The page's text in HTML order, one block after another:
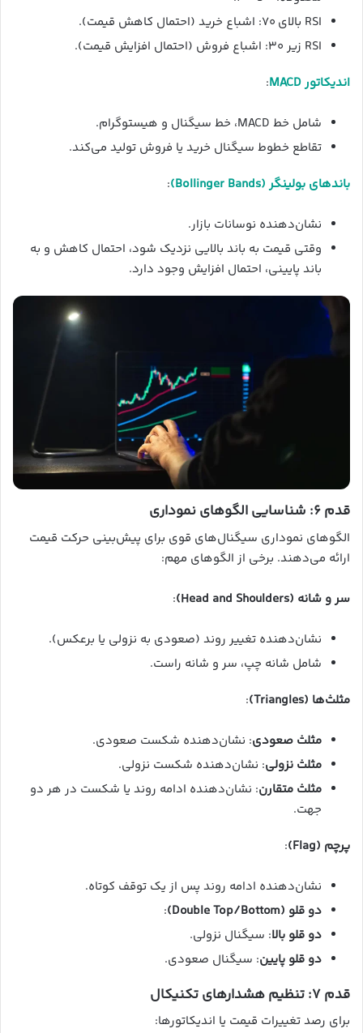
RSI بالای ۷۰: اشباع خرید (احتمال کاهش قیمت).
RSI زیر ۳۰: اشباع فروش (احتمال افزایش قیمت).
اندیکاتور MACD
:
شامل خط MACD، خط سیگنال و هیستوگرام.
تقاطع خطوط سیگنال خرید یا فروش تولید می‌کند.
باندهای بولینگر (Bollinger Bands)
:
نشان‌دهنده نوسانات بازار.
وقتی قیمت به باند بالایی نزدیک شود، احتمال کاهش و به
باند پایینی، احتمال افزایش وجود دارد.
قدم ۶: شناسایی الگوهای نموداری
الگوهای نموداری سیگنال‌های قوی برای پیش‌بینی حرکت قیمت
ارائه می‌دهند. برخی از الگوهای مهم:
سر و شانه (Head and Shoulders) :
نشان‌دهنده تغییر روند (صعودی به نزولی یا برعکس).
شامل شانه چپ، سر و شانه راست.
مثلث‌ها (Triangles)
:
مثلث صعودی: نشان‌دهنده شکست صعودی.
مثلث نزولی: نشان‌دهنده شکست نزولی.
مثلث متقارن: نشان‌دهنده ادامه روند یا شکست در هر دو
جهت.
پرچم (Flag)
:
نشان‌دهنده ادامه روند پس از یک توقف کوتاه.
دو قلو (Double Top/Bottom)
:
دو قلو بالا: سیگنال نزولی.
دو قلو پایین: سیگنال صعودی.
قدم ۷: تنظیم هشدارهای تکنیکال
برای رصد تغییرات قیمت یا اندیکاتورها: